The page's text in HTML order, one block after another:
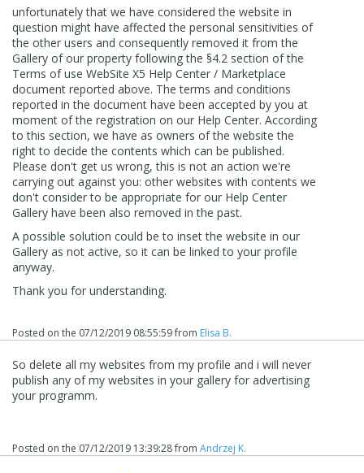
unfortunately that we have considered the website in
question might have affected the personal sensitivities of
the other users and consequently removed it from the
Gallery of our property following the §4.2 section of the
Terms of use WebSite X5 Help Center / Marketplace
document reported above. The terms and conditions
reported in the document have been accepted by you at
moment of the registration on our Help Center. According
to this section, we have as owners of the website the
right to decide the contents which can be published.
Please don't get us wrong, this is not an action we're
carrying out against you: other websites with contents we
don't consider to be appropriate for our Help Center
Gallery have been also removed in the past.
A possible solution could be to inset the website in our
Gallery as not active, so it can be linked to your profile
anyway.
Thank you for understanding.
Posted on the 07/12/2019 08:55:59from Elisa B.
So delete all my websites from my profile and i will never
publish any of my websites in your gallery for advertising
your programm.
Posted on the 07/12/2019 13:39:28from Andrzej K.